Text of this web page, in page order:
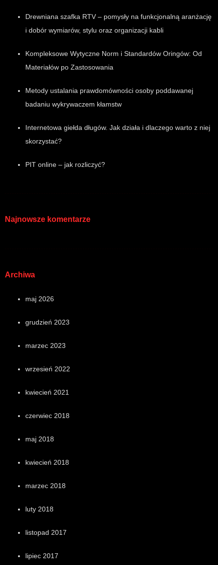
Drewniana szafka RTV – pomysły na funkcjonalną aranżację
i dobór wymiarów, stylu oraz organizacji kabli
Kompleksowe Wytyczne Norm i Standardów Oringów: Od
Materiałów po Zastosowania
Metody ustalania prawdomówności osoby poddawanej
badaniu wykrywaczem kłamstw
Internetowa giełda długów. Jak działa i dlaczego warto z niej
skorzystać?
PIT online – jak rozliczyć?
Najnowsze komentarze
Archiwa
maj 2026
grudzień 2023
marzec 2023
wrzesień 2022
kwiecień 2021
czerwiec 2018
maj 2018
kwiecień 2018
marzec 2018
luty 2018
listopad 2017
lipiec 2017